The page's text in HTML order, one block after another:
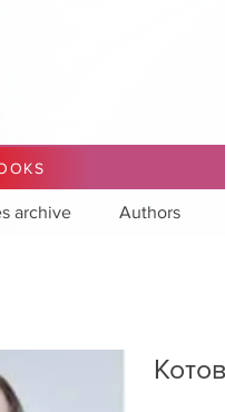
archive Authors